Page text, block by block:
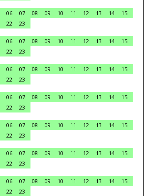
06 07 08 09 10 11 12 13 14
15
22
23
06 07 08 09 10 11 12 13 14
15
22
23
06 07 08 09 10 11 12 13 14
15
22
23
06 07 08 09 10 11 12 13 14
15
22
23
06 07 08 09 10 11 12 13 14
15
22
23
06 07 08 09 10 11 12 13 14
15
22
23
06 07 08 09 10 11 12 13 14
15
22
23